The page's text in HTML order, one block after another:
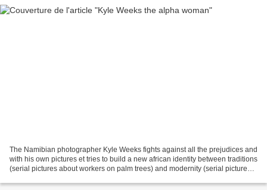
The Namibian photographer Kyle Weeks fights against all the prejudices and
with his own pictures et tries to build a new african identity between traditions
(serial pictures about workers on palm trees) and modernity (serial pictures